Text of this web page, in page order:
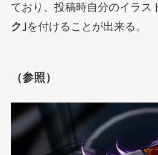
ており、投稿時自分のイラス
ク｣ を付けることが出来る。
（参照）